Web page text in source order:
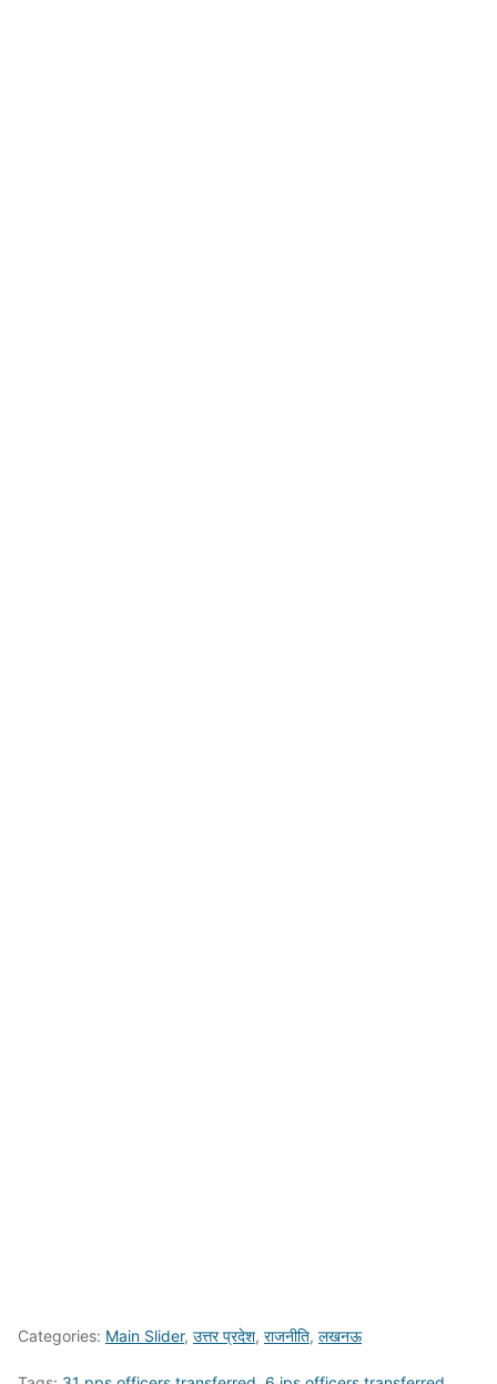
Categories: Main Slider, उत्तर प्रदेश, राजनीति, लखनऊ